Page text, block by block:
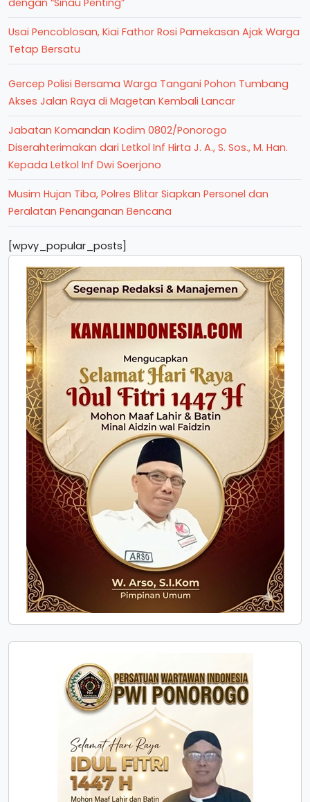
dengan “Sinau Penting”
Usai Pencoblosan, Kiai Fathor Rosi Pamekasan Ajak Warga
Tetap Bersatu
Gercep Polisi Bersama Warga Tangani Pohon Tumbang
Akses Jalan Raya di Magetan Kembali Lancar
Jabatan Komandan Kodim 0802/Ponorogo
Diserahterimakan dari Letkol Inf Hirta J. A., S. Sos., M. Han.
Kepada Letkol Inf Dwi Soerjono
Musim Hujan Tiba, Polres Blitar Siapkan Personel dan
Peralatan Penanganan Bencana
[wpvy_popular_posts]